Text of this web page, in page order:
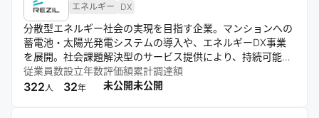
エネルギー DX
分散型エネルギー社会の実現を目指す企業。マンションへの
蓄電池・太陽光発電システムの導入や、エネルギーDX事業
を展開。社会課題解決型のサービス提供により、持続可能な
社会づくりに貢献。多様な人材の知恵を結集し、難題に挑
戦。公正な対応で信頼を獲得し、収益と成長の両立を図る。
従業員数
322 人
設立年数
32年
評価額
未公開
累計調達額
未公開